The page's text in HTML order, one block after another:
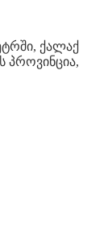
ქალაქ
პროვინცია,